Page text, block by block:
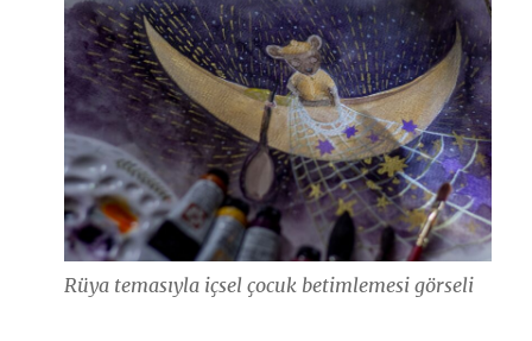
Rüya temasıyla içsel çocuk betimlemesi görseli